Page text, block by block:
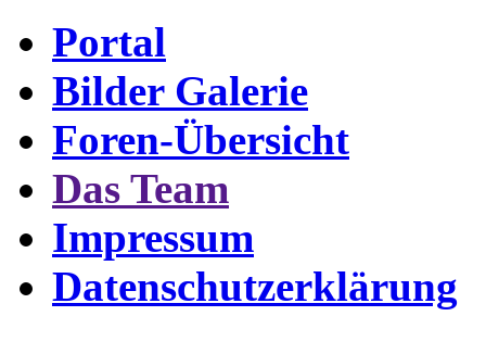
Portal
Bilder Galerie
Foren-Übersicht
Das Team
Impressum
Datenschutzerklärung